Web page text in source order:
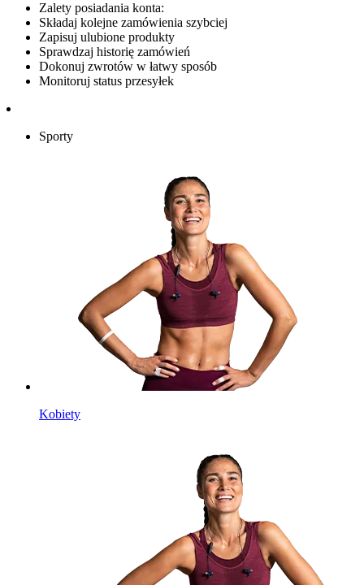
Zalety posiadania konta:
Składaj kolejne zamówienia szybciej
Zapisuj ulubione produkty
Sprawdzaj historię zamówień
Dokonuj zwrotów w łatwy sposób
Monitoruj status przesyłek
Sporty
Kobiety